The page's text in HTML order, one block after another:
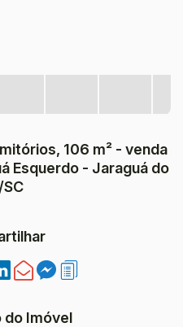
106 m² - venda
Esquerdo - Jaraguá do
SC
do Imóvel